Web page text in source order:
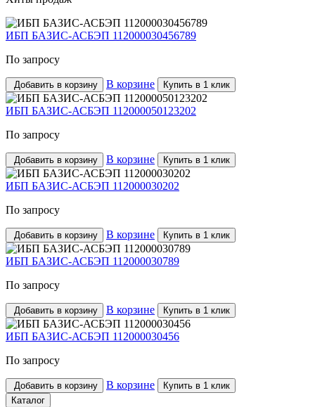
ИБП БАЗИС-АСБЭП 112000030456789
По запросу
Добавить в корзину В корзине Купить в 1 клик
ИБП БАЗИС-АСБЭП 112000050123202
По запросу
Добавить в корзину В корзине Купить в 1 клик
ИБП БАЗИС-АСБЭП 112000030202
По запросу
Добавить в корзину В корзине Купить в 1 клик
ИБП БАЗИС-АСБЭП 112000030789
По запросу
Добавить в корзину В корзине Купить в 1 клик
ИБП БАЗИС-АСБЭП 112000030456
По запросу
Добавить в корзину В корзине
Купить в 1 клик
Каталог